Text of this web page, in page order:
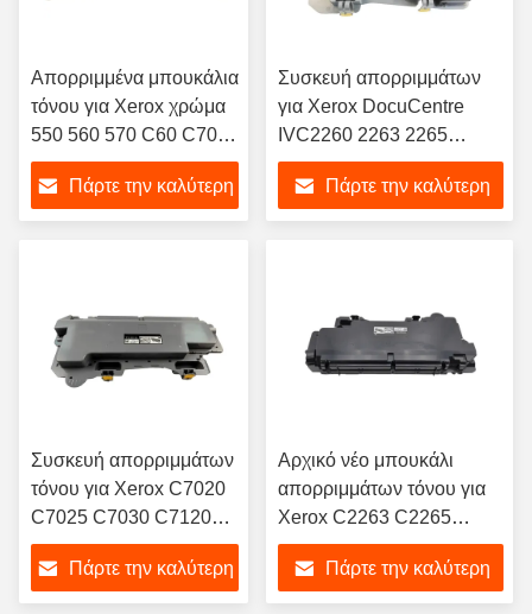
Απορριμμένα μπουκάλια
τόνου για Xerox χρώμα
550 560 570 C60 C70
EC70 700 700i
008R12990
Πάρτε την καλύτερη
Συσκευή απορριμμάτων
για Xerox DocuCentre
IVC2260 2263 2265
WorkCentre 7120 7125
7220 7225 7225
CWAA0777 008R13089
Πάρτε την καλύτερη
Συσκευή απορριμμάτων
τόνου για Xerox C7020
C7025 C7030 C7120
C7125 C7130
115R00128
Πάρτε την καλύτερη
Αρχικό νέο μπουκάλι
απορριμμάτων τόνου για
Xerox C2263 C2265
C2263 VersaLink C7020
C7025 C7030 C7120
C7125 C7130 Cartridge
Πάρτε την καλύτερη